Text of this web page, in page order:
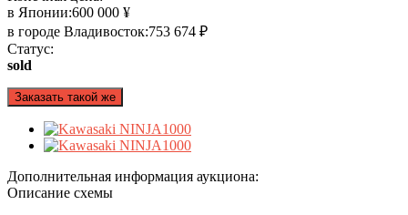
в Японии:600 000 ¥
в городе Владивосток:753 674 ₽
Статус:
sold
Заказать такой же
Дополнительная информация аукциона:
Описание схемы